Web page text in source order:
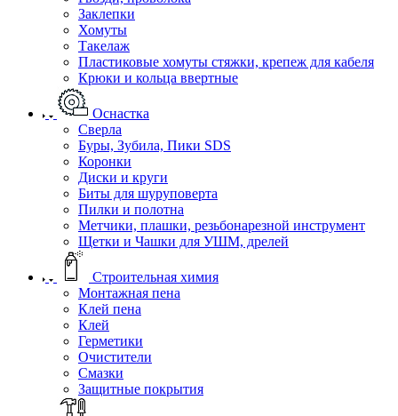
Заклепки
Хомуты
Такелаж
Пластиковые хомуты стяжки, крепеж для кабеля
Крюки и кольца ввертные
Оснастка
Сверла
Буры, Зубила, Пики SDS
Коронки
Диски и круги
Биты для шуруповерта
Пилки и полотна
Метчики, плашки, резьбонарезной инструмент
Щетки и Чашки для УШМ, дрелей
Строительная химия
Монтажная пена
Клей пена
Клей
Герметики
Очистители
Смазки
Защитные покрытия